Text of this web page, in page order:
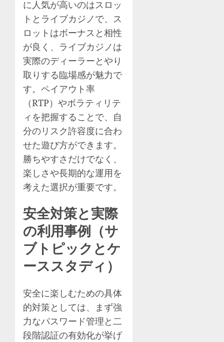
に人気が高いのはスロッ
トとライブカジノで、ス
ロットはボーナスと相性
が良く、ライブカジノは
実際のディーラーとやり
取りする臨場感が魅力で
す。ペイアウト率
（RTP）やボラティリテ
ィを把握することで、自
分のリスク許容度に合わ
せた遊び方ができます。
勝ちやすさだけでなく、
楽しさや長期的な運用を
考えた選択が重要です。
安全対策と実際
の利用事例（サ
ブトピックとケ
ーススタディ）
安全に楽しむための具体
的対策としては、まず強
力なパスワード管理と二
段階認証の有効化が挙げ